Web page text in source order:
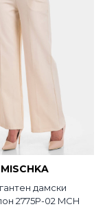
MISCHKA
дамски
2775P-02 MCH